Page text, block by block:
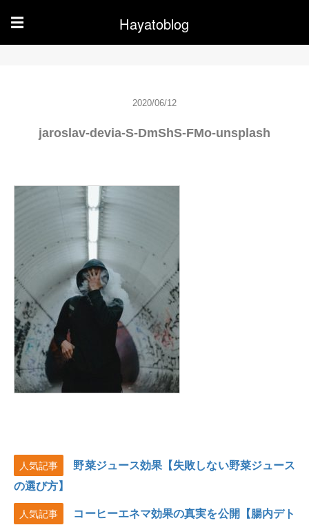
☰ Hayatoblog
2020/06/12
jaroslav-devia-S-DmShS-FMo-unsplash
人気記事
野菜ジュース効果【失敗しない野菜ジュース
の選び方】
人気記事
コーヒーエネマ効果の真実を公開【腸内デト